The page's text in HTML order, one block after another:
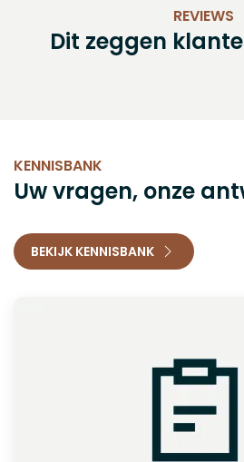
REVIEWS
Dit zeggen
KENNISBANK
Uw vragen, onze
BEKIJK KENNISBANK